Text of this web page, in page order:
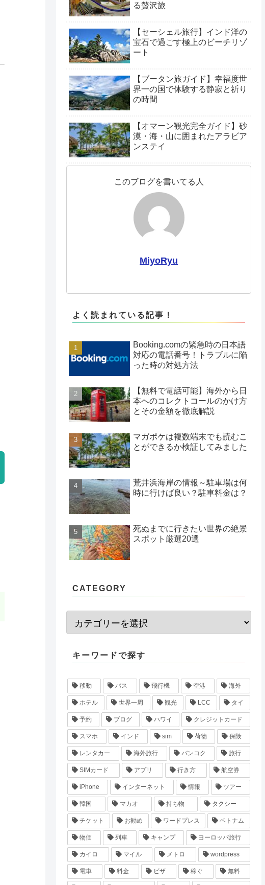
る贅沢旅
【セーシェル旅行】インド洋の
宝石で過ごす極上のビーチリゾ
ート
【ブータン旅ガイド】幸福度世
界一の国で体験する静寂と祈り
の時間
【オマーン観光完全ガイド】砂
漠・海・山に囲まれたアラビア
ンステイ
このブログを書いてる人
MiyoRyu
よく読まれている記事！
Booking.comの緊急時の日本語
対応の電話番号！トラブルに陥
った時の対処方法
【無料で電話可能】海外から日
本へのコレクトコールのかけ方
とその金額を徹底解説
マガポケは複数端末でも読むこ
とができるか検証してみました
荒井浜海岸の情報～駐車場は何
時に行けば良い？駐車料金は？
死ぬまでに行きたい世界の絶景
スポット厳選20選
CATEGORY
キーワードで探す
移動 バス 飛行機 空港 海外
ホテル 世界一周 観光 LCC タイ
予約 ブログ ハワイ クレジットカード
スマホ インド sim 荷物 保険
レンタカー 海外旅行 バンコク 旅行
SIMカード アプリ 行き方 航空券
iPhone インターネット 情報 ツアー
韓国 マカオ 持ち物 タクシー
チケット お勧め ワードプレス ベトナム
物価 列車 キャンプ ヨーロッパ旅行
カイロ マイル メトロ wordpress
電車 料金 ビザ 稼ぐ 無料